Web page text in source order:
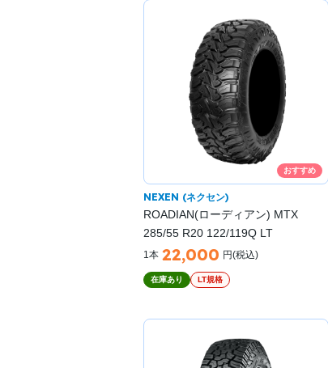
おすすめ
NEXEN (ネクセン)
ROADIAN(ローディアン) MTX
285/55 R20 122/119Q LT
1本 22,000 円(税込)
在庫あり LT規格